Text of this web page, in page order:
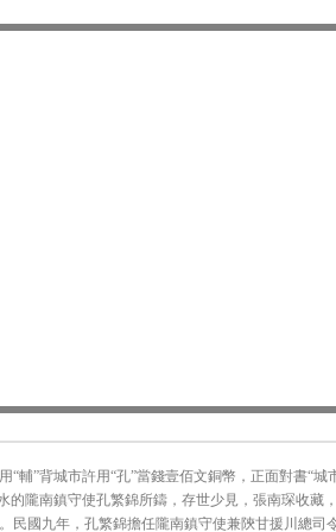
“輔”背城市許用“孔”當錢壹佰文銅幣，正面對書“
的隴南鎮守使孔繁錦所鑄，存世少見，張南琛收
民國九年，孔繁錦擔任隴南鎮守使兼陝甘援川總